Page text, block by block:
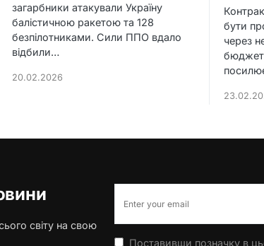
загарбники атакували Україну
балістичною ракетою та 128
безпілотниками. Сили ППО вдало
відбили…
20.02.2026
бути
через
світу на свою
Поставивши позначку в